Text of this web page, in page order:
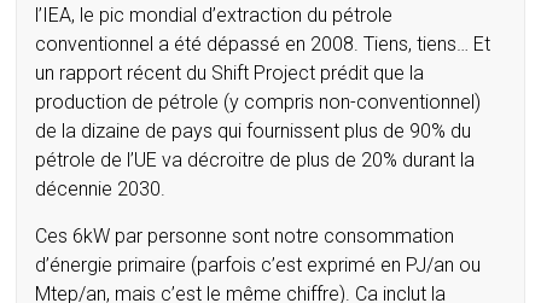
l’IEA, le pic mondial d’extraction du pétrole
conventionnel a été dépassé en 2008. Tiens, tiens… Et
un rapport récent du Shift Project prédit que la
production de pétrole (y compris non-conventionnel)
de la dizaine de pays qui fournissent plus de 90% du
pétrole de l’UE va décroitre de plus de 20% durant la
décennie 2030.
Ces 6kW par personne sont notre consommation
d’énergie primaire (parfois c’est exprimé en PJ/an ou
Mtep/an, mais c’est le même chiffre). Ca inclut la